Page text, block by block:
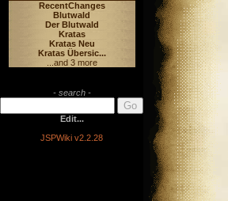
RecentChanges
Blutwald
Der Blutwald
Kratas
Kratas Neu
Kratas Übersic...
...and 3 more
- search -
Edit...
JSPWiki v2.2.28